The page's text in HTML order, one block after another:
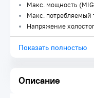
Описание
Макс. мощность
Макс. потребляемый
Напряжение
Показать полностью